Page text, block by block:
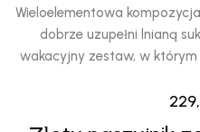
Wieloelementowa
dobrze uzupełni lnianą
wakacyjny zestaw, w którym